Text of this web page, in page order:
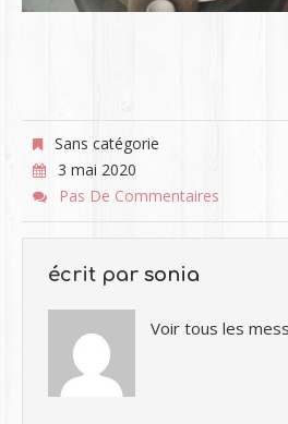
Sans catégorie
3 mai 2020
Pas De Commentaires
écrit par sonia
Voir tous les